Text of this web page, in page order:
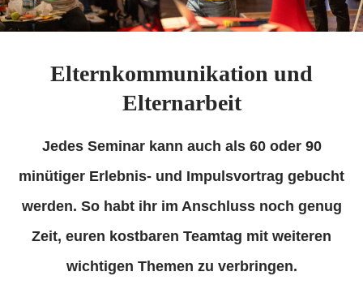
Elternkommunikation und
Elternarbeit
Jedes Seminar kann auch als 60 oder 90
minütiger Erlebnis- und Impulsvortrag gebucht
werden. So habt ihr im Anschluss noch genug
Zeit, euren kostbaren Teamtag mit weiteren
wichtigen Themen zu verbringen.